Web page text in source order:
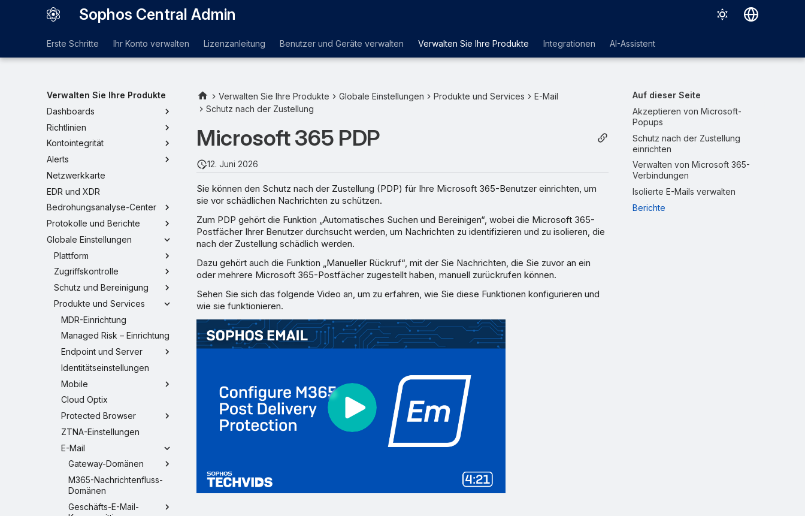
Sophos Central Admin
Français
Português (Brasil)
Erste Schritte Ihr Konto verwalten Lizenzanleitung Benutzer und Geräte verwalten Verwalten Sie Ihre Produkte Integrationen AI-Assistent
Verwalten Sie Ihre Produkte
Dashboards
Richtlinien
Kontointegrität
Alerts
Netzwerkkarte
EDR und XDR
Bedrohungsanalyse-Center
Protokolle und Berichte
Globale Einstellungen
Plattform
Zugriffskontrolle
Schutz und Bereinigung
Produkte und Services
MDR-Einrichtung
Managed Risk – Einrichtung
Endpoint und Server
Identitätseinstellungen
Mobile
Cloud Optix
Protected Browser
ZTNA-Einstellungen
E-Mail
Gateway-Domänen
M365-Nachrichtenfluss-
Domänen
Geschäfts-E-Mail-
Auf dieser Seite
Akzeptieren von Microsoft-
Popups
Schutz nach der Zustellung
einrichten
Verwalten von Microsoft 365-
Verbindungen
Isolierte E-Mails verwalten
Berichte
Verwalten Sie Ihre Produkte Globale Einstellungen Produkte und Services
E-Mail
Schutz nach der Zustellung
Microsoft 365 PDP
12. Juni 2026
Sie können den Schutz nach der Zustellung (PDP) für Ihre Microsoft 365-Benutzer einrichten, um
sie vor schädlichen Nachrichten zu schützen.
Zum PDP gehört die Funktion „Automatisches Suchen und Bereinigen“, wobei die Microsoft 365-
Postfächer Ihrer Benutzer durchsucht werden, um Nachrichten zu identifizieren und zu isolieren, die
nach der Zustellung schädlich werden.
Dazu gehört auch die Funktion „Manueller Rückruf“, mit der Sie Nachrichten, die Sie zuvor an ein
oder mehrere Microsoft 365-Postfächer zugestellt haben, manuell zurückrufen können.
Sehen Sie sich das folgende Video an, um zu erfahren, wie Sie diese Funktionen konfigurieren und
wie sie funktionieren.